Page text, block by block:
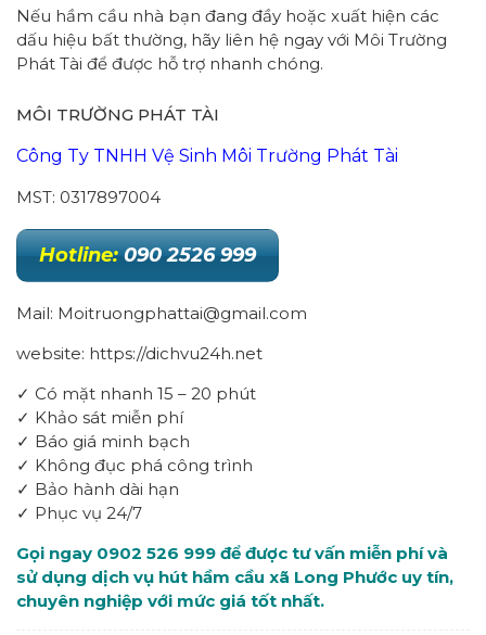
Nếu hầm cầu nhà bạn đang đầy hoặc xuất hiện các
dấu hiệu bất thường, hãy liên hệ ngay với Môi Trường
Phát Tài để được hỗ trợ nhanh chóng.
MÔI TRƯỜNG PHÁT TÀI
Công Ty TNHH Vệ Sinh Môi Trường Phát Tài
MST: 0317897004
Hotline: 090 2526 999
Mail: Moitruongphattai@gmail.com
website: https://dichvu24h.net
✓ Có mặt nhanh 15 – 20 phút
✓ Khảo sát miễn phí
✓ Báo giá minh bạch
✓ Không đục phá công trình
✓ Bảo hành dài hạn
✓ Phục vụ 24/7
Gọi ngay 0902 526 999 để được tư vấn miễn phí và
sử dụng dịch vụ hút hầm cầu xã Long Phước uy tín,
chuyên nghiệp với mức giá tốt nhất.